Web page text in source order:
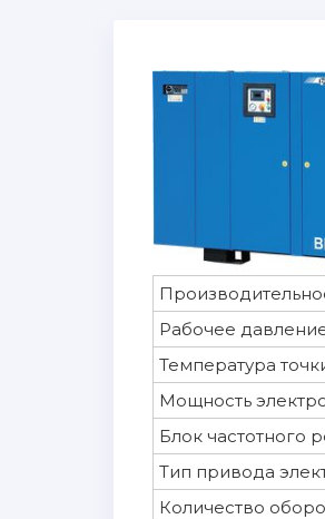
Рабочее
Температура
Мощность
Блок частотного
Тип привода
Количество